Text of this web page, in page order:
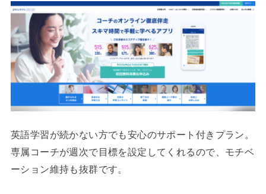
英語学習が続かない方でも安心のサポート付きプラン。
専属コーチが週次で目標を設定してくれるので、モチベ
ーション維持も抜群です。